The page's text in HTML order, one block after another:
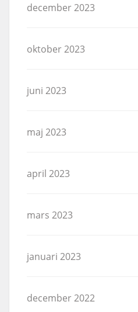
december 2023
oktober 2023
juni 2023
maj 2023
april 2023
mars 2023
januari 2023
december 2022